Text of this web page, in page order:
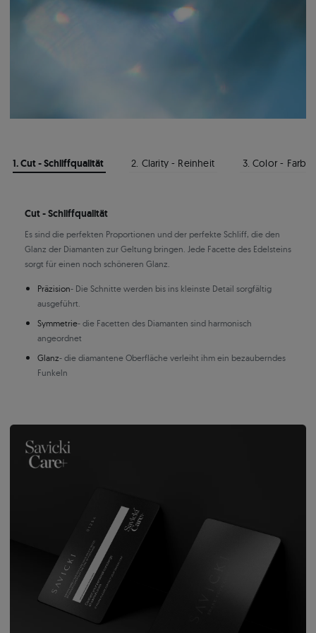
1. Cut - Schliffqualität 2. Clarity - Reinheit 3. Color - Farbe
Cut - Schliffqualität
Es sind die perfekten Proportionen und der perfekte Schliff, die den
Glanz der Diamanten zur Geltung bringen. Jede Facette des Edelsteins
sorgt für einen noch schöneren Glanz.
Präzision- Die Schnitte werden bis ins kleinste Detail sorgfältig
ausgeführt.
Symmetrie- die Facetten des Diamanten sind harmonisch
angeordnet
Glanz- die diamantene Oberfläche verleiht ihm ein bezauberndes
Funkeln